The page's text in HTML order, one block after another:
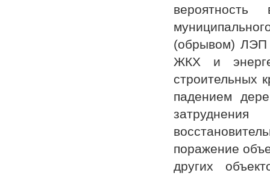
вероятность
(обрывом) ЛЭП
ЖКХ и
строительных
падением
поражение
других